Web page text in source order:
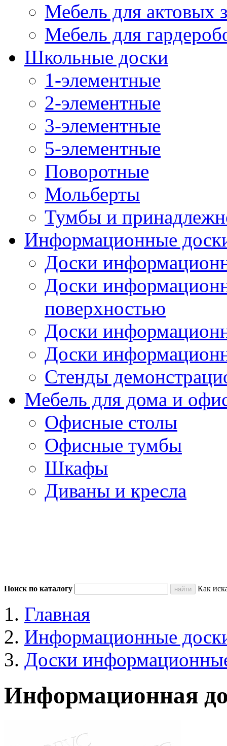
Мебель для актовых
Мебель для
Школьные доски
1-элементные
2-элементные
3-элементные
5-элементные
Поворотные
Мольберты
Тумбы и
Информационные
Доски
Доски
поверхностью
Доски
Доски
Стенды
Мебель для дома и
Офисные столы
Офисные тумбы
Шкафы
Диваны и кресла
Поиск по каталогу Как
Главная
Информационные
Доски
Информационная